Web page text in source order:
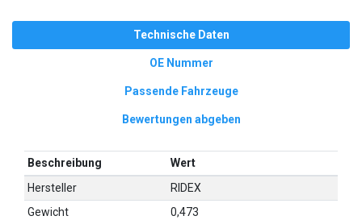
Technische Daten
OE Nummer
Passende Fahrzeuge
Bewertungen abgeben
Beschreibung
Wert
Hersteller
RIDEX
Gewicht
0,473